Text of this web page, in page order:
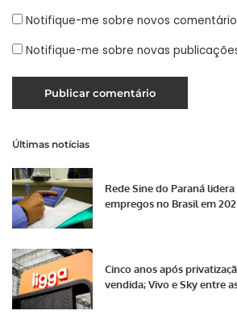
Notifique-me sobre novos
Notifique-me sobre novas
Últimas notícias
Rede Sine do Paraná
empregos no Brasil em
Cinco anos após
vendida; Vivo e Sky entre